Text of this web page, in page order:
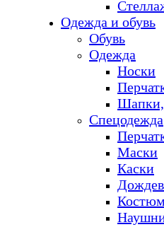
Одежда и обувь
Обувь
Одежда
Носки
Шапки,
Спецодежда
Маски
Каски